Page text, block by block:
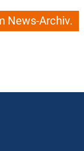
News-Archiv.